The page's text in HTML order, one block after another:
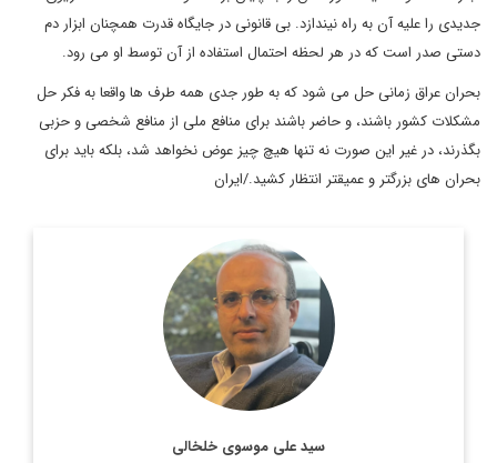
جدیدی را علیه آن به راه نیندازد. بی قانونی در جایگاه قدرت همچنان ابزار دم
دستی صدر است که در هر لحظه احتمال استفاده از آن توسط او می رود.
بحران عراق زمانی حل می شود که به طور جدی همه طرف ها واقعا به فکر حل
مشکلات کشور باشند، و حاضر باشند برای منافع ملی از منافع شخصی و حزبی
بگذرند، در غیر این صورت نه تنها هیچ چیز عوض نخواهد شد، بلکه باید برای
بحران های بزرگتر و عمیقتر انتظار کشید./ایران
سید علی موسوی خلخالی
روزنامه نگار، نویسنده، مترجم و سردبیر دیپلماسی ایرانی.
اطلاعات بیشتر